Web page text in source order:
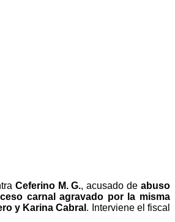
Ceferino M. G., acusado deabuso
carnal agravado por la misma
y Karina Cabral . Interviene el fiscal